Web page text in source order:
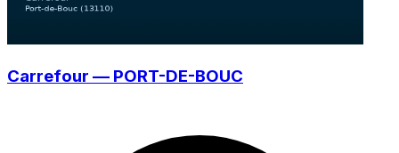
Carrefour — PORT-DE-BOUC